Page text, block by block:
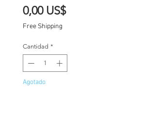
0,00 US$Precio
Free Shipping
Cantidad *
Agotado